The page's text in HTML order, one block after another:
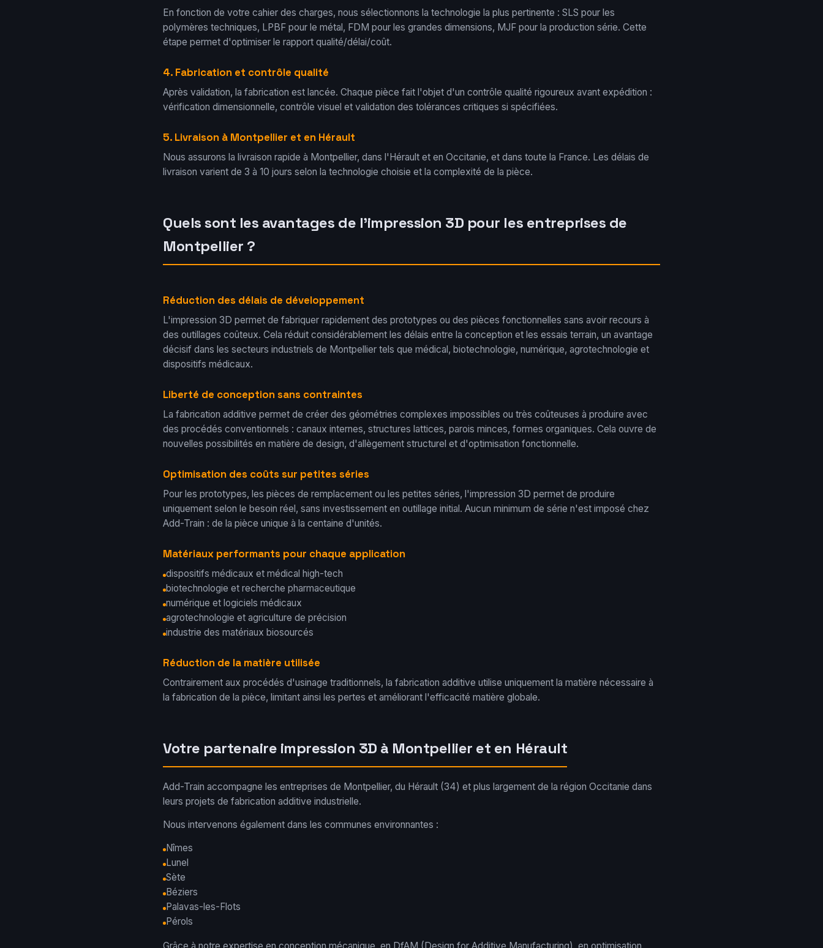
En fonction de votre cahier des charges, nous sélectionnons la technologie la plus pertinente : SLS pour les
polymères techniques, LPBF pour le métal, FDM pour les grandes dimensions, MJF pour la production série. Cette
étape permet d'optimiser le rapport qualité/délai/coût.
4. Fabrication et contrôle qualité
Après validation, la fabrication est lancée. Chaque pièce fait l'objet d'un contrôle qualité rigoureux avant expédition :
vérification dimensionnelle, contrôle visuel et validation des tolérances critiques si spécifiées.
5. Livraison à Montpellier et en Hérault
Nous assurons la livraison rapide à Montpellier, dans l'Hérault et en Occitanie, et dans toute la France. Les délais de
livraison varient de 3 à 10 jours selon la technologie choisie et la complexité de la pièce.
Quels sont les avantages de l'impression 3D pour les entreprises de
Montpellier ?
Réduction des délais de développement
L'impression 3D permet de fabriquer rapidement des prototypes ou des pièces fonctionnelles sans avoir recours à
des outillages coûteux. Cela réduit considérablement les délais entre la conception et les essais terrain, un avantage
décisif dans les secteurs industriels de Montpellier tels que médical, biotechnologie, numérique, agrotechnologie et
dispositifs médicaux.
Liberté de conception sans contraintes
La fabrication additive permet de créer des géométries complexes impossibles ou très coûteuses à produire avec
des procédés conventionnels : canaux internes, structures lattices, parois minces, formes organiques. Cela ouvre de
nouvelles possibilités en matière de design, d'allègement structurel et d'optimisation fonctionnelle.
Optimisation des coûts sur petites séries
Pour les prototypes, les pièces de remplacement ou les petites séries, l'impression 3D permet de produire
uniquement selon le besoin réel, sans investissement en outillage initial. Aucun minimum de série n'est imposé chez
Add-Train : de la pièce unique à la centaine d'unités.
Matériaux performants pour chaque application
dispositifs médicaux et médical high-tech
biotechnologie et recherche pharmaceutique
numérique et logiciels médicaux
agrotechnologie et agriculture de précision
industrie des matériaux biosourcés
Réduction de la matière utilisée
Contrairement aux procédés d'usinage traditionnels, la fabrication additive utilise uniquement la matière nécessaire à
la fabrication de la pièce, limitant ainsi les pertes et améliorant l'efficacité matière globale.
Votre partenaire impression 3D à Montpellier et en Hérault
Add-Train accompagne les entreprises de Montpellier, du Hérault (34) et plus largement de la région Occitanie dans
leurs projets de fabrication additive industrielle.
Nous intervenons également dans les communes environnantes :
Nîmes
Lunel
Sète
Béziers
Palavas-les-Flots
Pérols